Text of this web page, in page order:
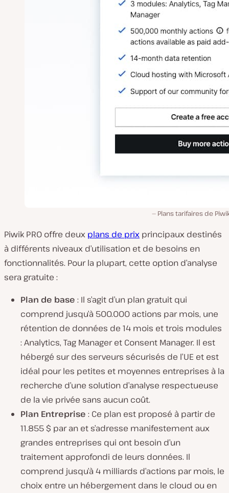
Plans tarifaires de
Piwik PRO offre deux plans de prix principaux destinés
à différents niveaux d’utilisation et de besoins en
fonctionnalités. Pour la plupart, cette option d’analyse
sera gratuite :
Plan de base : Il s’agit d’un plan gratuit qui
comprend jusqu’à 500.000 actions par mois, une
rétention de données de 14 mois et trois modules
: Analytics, Tag Manager et Consent Manager. Il est
hébergé sur des serveurs sécurisés de l’UE et est
idéal pour les petites et moyennes entreprises à la
recherche d’une solution d’analyse respectueuse
de la vie privée sans aucun coût.
Plan Entreprise : Ce plan est proposé à partir de
11.855 $ par an et s’adresse manifestement aux
grandes entreprises qui ont besoin d’un
traitement approfondi de leurs données. Il
comprend jusqu’à 4 milliards d’actions par mois, le
choix entre un hébergement dans le cloud ou en